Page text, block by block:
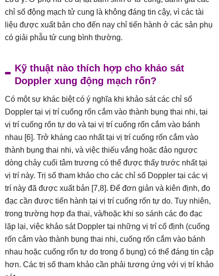
chỉ số động mạch tử cung là không đáng tin cậy, vì các tài
liệu được xuất bản cho đến nay chỉ tiến hành ở các sản phụ
có giải phẫu tử cung bình thường.
Kỹ thuật nào thích hợp cho khảo sát
Doppler xung động mạch rốn?
Có một sự khác biệt có ý nghĩa khi khảo sát các chỉ số
Doppler tại vị trí cuống rốn cắm vào thành bụng thai nhi, tại
vị trí cuống rốn tự do và tại vị trí cuống rốn cắm vào bánh
nhau [6]. Trở kháng cao nhất tại vị trí cuống rốn cắm vào
thành bụng thai nhi, và việc thiếu vắng hoặc đảo ngược
dòng chảy cuối tâm trương có thể được thấy trước nhất tại
vị trí này. Trị số tham khảo cho các chỉ số Doppler tại các vị
trí này đã được xuất bản [7,8]. Để đơn giản và kiên định, đo
đạc cần được tiến hành tại vị trí cuống rốn tự do. Tuy nhiên,
trong trường hợp đa thai, và/hoặc khi so sánh các đo đạc
lặp lại, việc khảo sát Doppler tại những vị trí cố định (cuống
rốn cắm vào thành bụng thai nhi, cuống rốn cắm vào bánh
nhau hoặc cuống rốn tự do trong ổ bụng) có thể đáng tin cập
hơn. Các trị số tham khảo cần phải tương ứng với vị trí khảo